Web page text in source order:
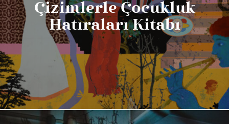
Çizimlerle Çocukluk
Hatıraları Kitabı